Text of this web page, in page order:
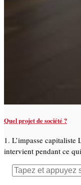
Quel projet de société ?
1. L’impasse
intervient pendant ce